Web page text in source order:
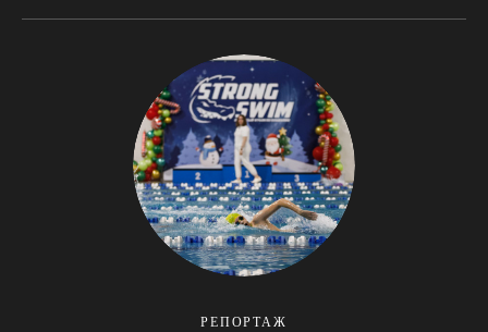
РЕПОРТАЖ